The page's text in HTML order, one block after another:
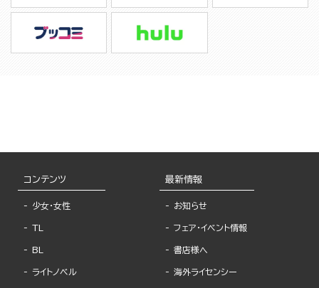
コンテンツ
少女・女性
TL
BL
ライトノベル
最新情報
お知らせ
フェア・イベント情報
書店様へ
海外ライセンシー